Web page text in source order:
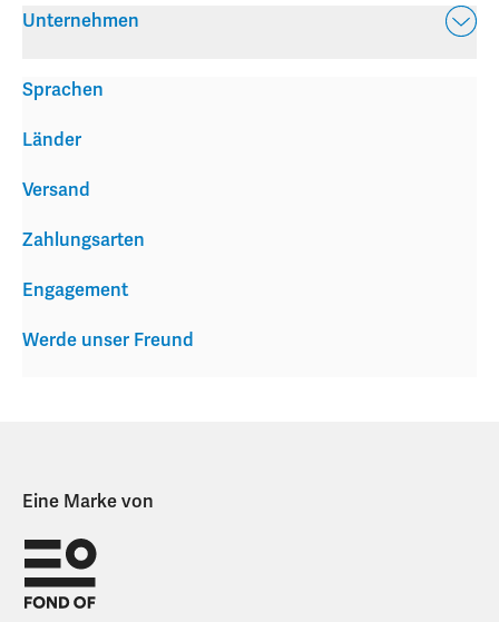
Unternehmen
Versand
Zahlungsarten
Engagement
Werde unser Freund
Sprachen
Länder
Eine Marke von